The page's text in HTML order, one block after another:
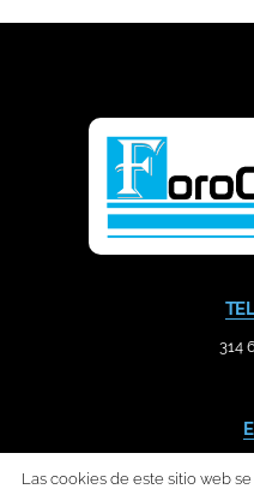
314
Las cookies de este sitio web